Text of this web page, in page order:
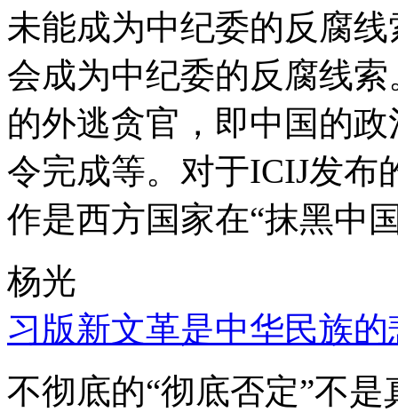
未能成为中纪委的反腐
会成为中纪委的反腐线
的外逃贪官，即中国的
令完成等。对于ICIJ发布
作是西方国家在“抹黑中
杨光
习版新文革是中华民族的
不彻底的“彻底否定”不